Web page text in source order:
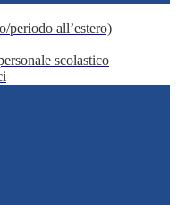
periodo all’estero)
scolastico